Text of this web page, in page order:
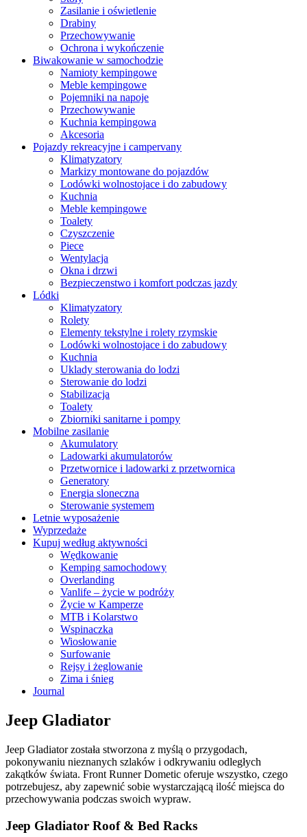
Zasilanie i oświetlenie
Drabiny
Przechowywanie
Ochrona i wykończenie
Biwakowanie w samochodzie
Namioty kempingowe
Meble kempingowe
Pojemniki na napoje
Przechowywanie
Kuchnia kempingowa
Akcesoria
Pojazdy rekreacyjne i campervany
Klimatyzatory
Markizy montowane do pojazdów
Lodówki wolnostojace i do zabudowy
Kuchnia
Meble kempingowe
Toalety
Czyszczenie
Piece
Wentylacja
Okna i drzwi
Bezpieczenstwo i komfort podczas jazdy
Lódki
Klimatyzatory
Rolety
Elementy tekstylne i rolety rzymskie
Lodówki wolnostojace i do zabudowy
Kuchnia
Uklady sterowania do lodzi
Sterowanie do lodzi
Stabilizacja
Toalety
Zbiorniki sanitarne i pompy
Mobilne zasilanie
Akumulatory
Ladowarki akumulatorów
Przetwornice i ladowarki z przetwornica
Generatory
Energia sloneczna
Sterowanie systemem
Letnie wyposażenie
Wyprzedaże
Kupuj według aktywności
Wędkowanie
Kemping samochodowy
Overlanding
Vanlife – życie w podróży
Życie w Kamperze
MTB i Kolarstwo
Wspinaczka
Wiosłowanie
Surfowanie
Rejsy i żeglowanie
Zima i śnieg
Journal
Jeep Gladiator
Jeep Gladiator została stworzona z myślą o przygodach,
pokonywaniu nieznanych szlaków i odkrywaniu odległych
zakątków świata. Front Runner Dometic oferuje wszystko, czego
potrzebujesz, aby zapewnić sobie wystarczającą ilość miejsca do
przechowywania podczas swoich wypraw.
Jeep Gladiator Roof & Bed Racks